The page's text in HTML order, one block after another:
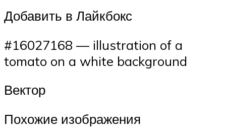
Добавить в Лайкбокс
#16027168 — illustration of a
tomato on a white background
Вектор
Похожие изображения